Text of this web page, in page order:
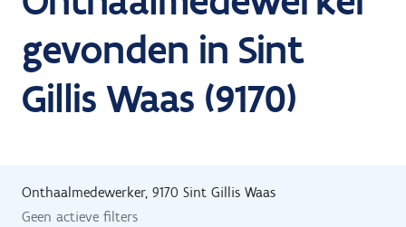
gevonden in Sint
Gillis Waas (9170)
Onthaalmedewerker, 9170 Sint Gillis Waas
Geen actieve filters